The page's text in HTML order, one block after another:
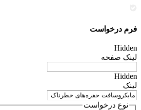
فرم درخواست
Hidden
لینک صفحه
Hidden
لینک
نوع درخواست